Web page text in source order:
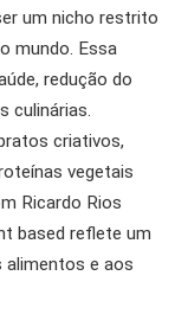
um nicho restrito
mundo. Essa
redução do
culinárias.
criativos,
vegetais
Ricardo Rios
based reflete um
alimentos e aos